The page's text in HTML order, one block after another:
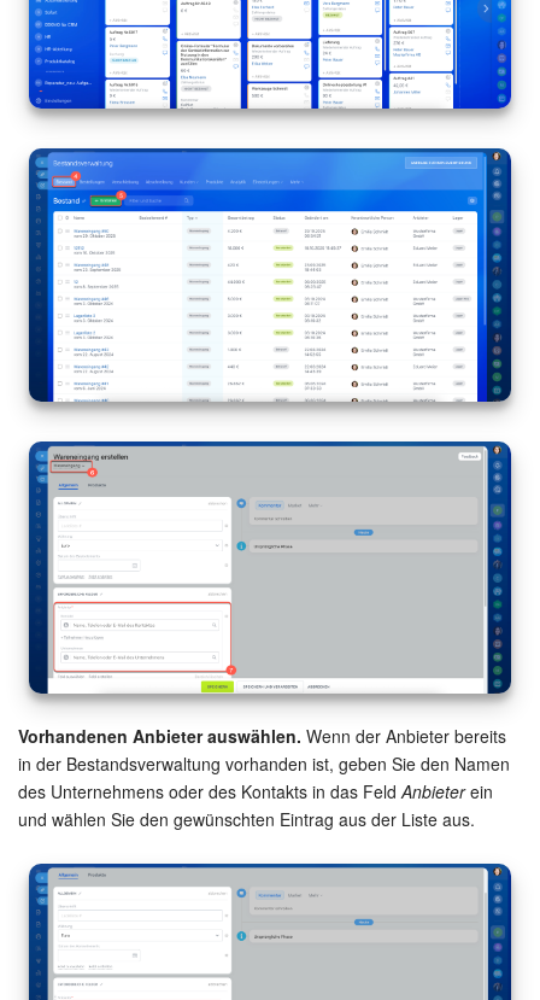
Wissensbasis
Videokonferenzen
Einstellungen
Bitrix24 Messenger
Allgemeine Fragen
On-Premise Version
LOGIN
Vorhandenen Anbieter auswählen. Wenn der Anbieter bereits
in der Bestandsverwaltung vorhanden ist, geben Sie den Namen
des Unternehmens oder des Kontakts in das FeldAnbieterein
und wählen Sie den gewünschten Eintrag aus der Liste aus.